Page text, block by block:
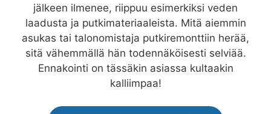
jälkeen ilmenee, riippuu esimerkiksi veden
laadusta ja putkimateriaaleista. Mitä aiemmin
asukas tai talonomistaja putkiremonttiin herää,
sitä vähemmällä hän todennäköisesti selviää.
Ennakointi on tässäkin asiassa kultaakin
kalliimpaa!